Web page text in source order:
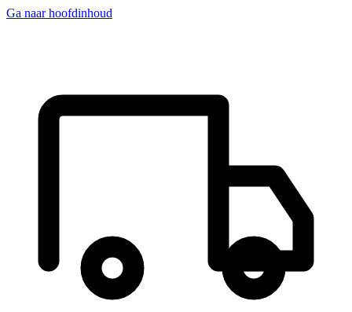
Ga naar hoofdinhoud